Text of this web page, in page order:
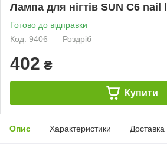
Лампа для нігтів SUN C6 nail
Готово до відправки
Код: 9406
Роздріб
402 ₴
Купити
Опис Характеристики Доставка